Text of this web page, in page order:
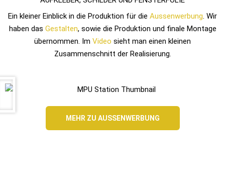
Ein kleiner Einblick in die Produktion für die Aussenwerbung. Wir
haben das Gestalten, sowie die Produktion und finale Montage
übernommen. Im Video sieht man einen kleinen
Zusammenschnitt der Realisierung.
MEHR ZU AUSSENWERBUNG